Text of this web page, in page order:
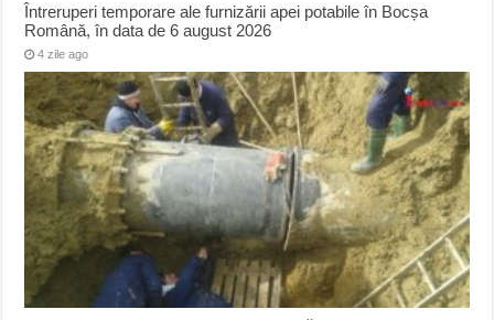
Întreruperi temporare ale furnizării apei potabile în Bocșa
Română, în data de 6 august 2026
4 zile ago